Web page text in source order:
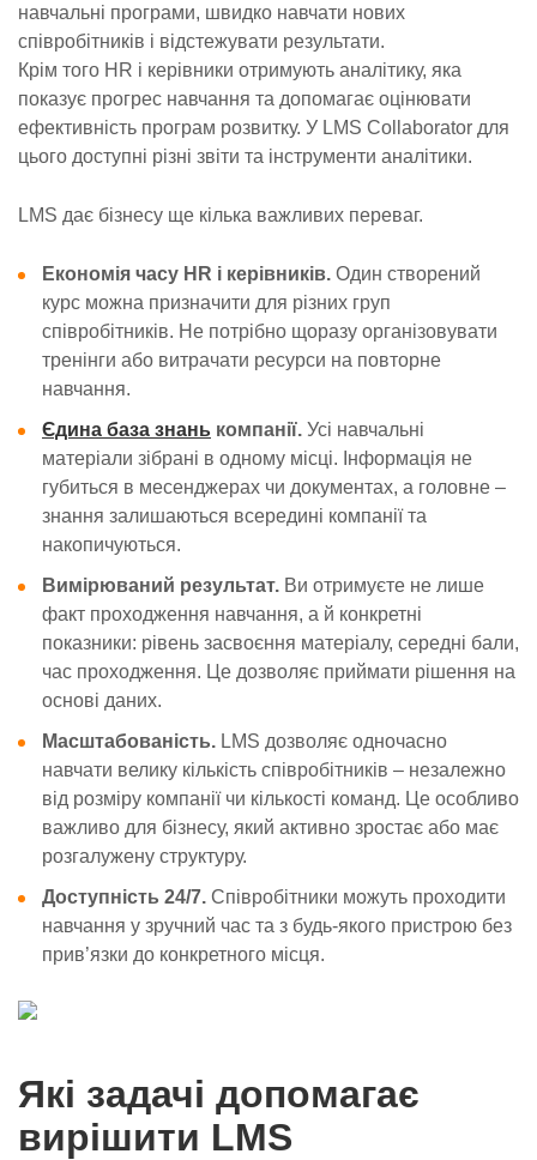
навчальні програми, швидко навчати нових
співробітників і відстежувати результати.
Крім того HR і керівники отримують аналітику, яка
показує прогрес навчання та допомагає оцінювати
ефективність програм розвитку. У LMS Collaborator для
цього доступні різні звіти та інструменти аналітики.
LMS дає бізнесу ще кілька важливих переваг.
Економія часу HR і керівників. Один створений
курс можна призначити для різних груп
співробітників. Не потрібно щоразу організовувати
тренінги або витрачати ресурси на повторне
навчання.
Єдина база знань компанії. Усі навчальні
матеріали зібрані в одному місці. Інформація не
губиться в месенджерах чи документах, а головне –
знання залишаються всередині компанії та
накопичуються.
Вимірюваний результат. Ви отримуєте не лише
факт проходження навчання, а й конкретні
показники: рівень засвоєння матеріалу, середні бали,
час проходження. Це дозволяє приймати рішення на
основі даних.
Масштабованість. LMS дозволяє одночасно
навчати велику кількість співробітників – незалежно
від розміру компанії чи кількості команд. Це особливо
важливо для бізнесу, який активно зростає або має
розгалужену структуру.
Доступність 24/7. Співробітники можуть проходити
навчання у зручний час та з будь-якого пристрою без
прив’язки до конкретного місця.
Які задачі допомагає
вирішити LMS